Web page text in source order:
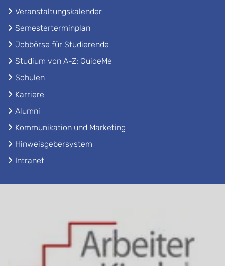
Veranstaltungskalender
Semesterterminplan
Jobbörse für Studierende
Studium von A-Z: GuideMe
Schulen
Karriere
Alumni
Kommunikation und Marketing
Hinweisgebersystem
Intranet